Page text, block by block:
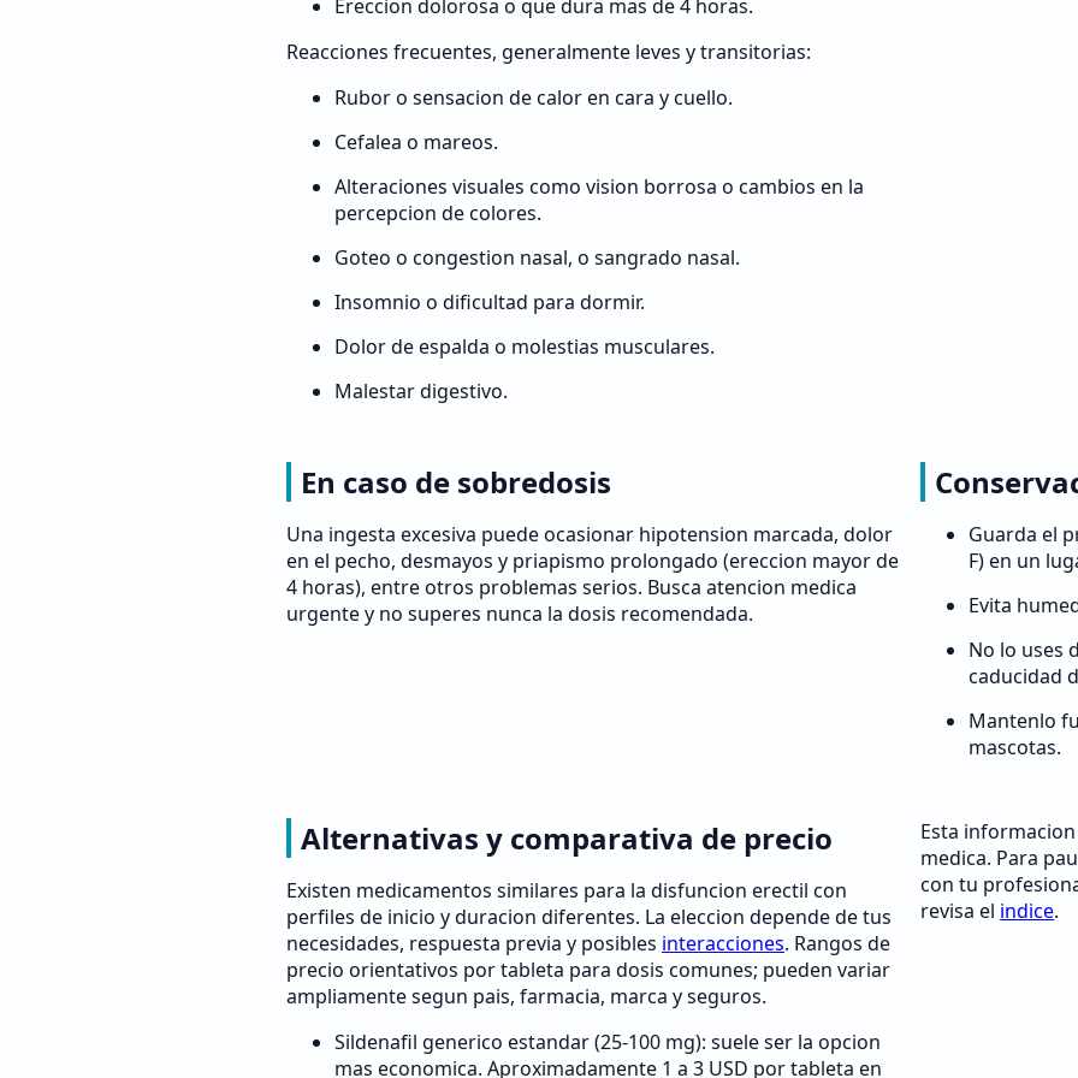
Ereccion dolorosa o que dura mas de 4 horas.
Reacciones frecuentes, generalmente leves y transitorias:
Rubor o sensacion de calor en cara y cuello.
Cefalea o mareos.
Alteraciones visuales como vision borrosa o cambios en la
percepcion de colores.
Goteo o congestion nasal, o sangrado nasal.
Insomnio o dificultad para dormir.
Dolor de espalda o molestias musculares.
Malestar digestivo.
En caso de sobredosis
Una ingesta excesiva puede ocasionar hipotension marcada, dolor
en el pecho, desmayos y priapismo prolongado (ereccion mayor de
4 horas), entre otros problemas serios. Busca atencion medica
urgente y no superes nunca la dosis recomendada.
Guarda el
F) en un
Evita
No lo uses
caducidad
Mantenlo
mascotas.
Alternativas y comparativa de precio
Existen medicamentos similares para la disfuncion erectil con
perfiles de inicio y duracion diferentes. La eleccion depende de tus
necesidades, respuesta previa y posibles interacciones. Rangos de
precio orientativos por tableta para dosis comunes; pueden variar
ampliamente segun pais, farmacia, marca y seguros.
Sildenafil generico estandar (25-100 mg): suele ser la opcion
mas economica. Aproximadamente 1 a 3 USD por tableta en
Esta
medica. Para
con tu
revisa el indice.